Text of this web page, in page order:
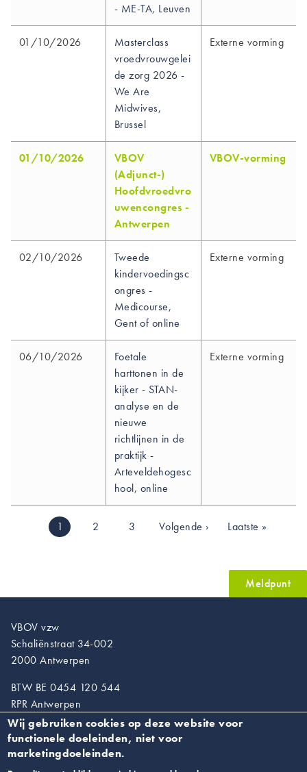
- ME-TA, Leuven
01/10/2026
Masterclass
vroedvrouwgelei
de zorg 2026 -
We Are
Midwives,
Brussel
Externe vorming
01/10/2026
VBOV
(Adjunct-)
Hoofdvroedvro
uwencongres -
Antwerpen
VBOV-vorming
02/10/2026
Tweede
kindervoedingsc
ongres -
Medicourse,
Gent of online
Externe vorming
06/10/2026
Foetale
harttonen in de
kijker - STAN-
analyse en de
nieuwe
richtlijnen in de
praktijk -
Arteveldehogesc
hool, online
Externe vorming
PagineringHuidige
1 Pagina
2 Pagina
3
Volgende
Volgende ›
Laatste
Laatste »
Meldpunt
VBOV vzw
Schaliënstraat 34-002
2000 Antwerpen
BTW BE 0454 120 544
RPR Antwerpen
T. 03/218.89.67
info@vroedvrouwen.be
Wij gebruiken cookies op deze website voor
functionele doeleinden, niet voor
marketingdoeleinden.